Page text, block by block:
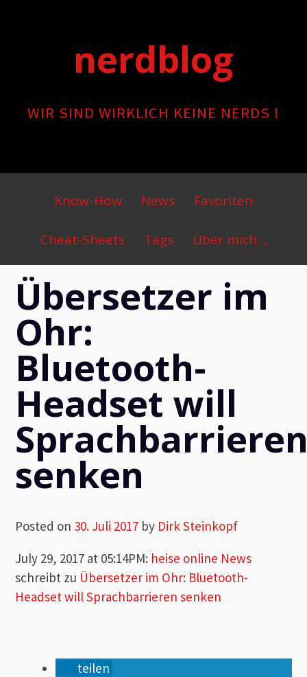
nerdblog
WIR SIND WIRKLICH KEINE NERDS !
Primary
Menu
Know-How News Favoriten
Cheat-Sheets Tags Über mich…
Übersetzer im
Ohr:
Bluetooth-
Headset will
senken
Posted on 30. Juli 2017 by Dirk Steinkopf
July 29, 2017 at 05:14PM: heise online News
schreibt zu Übersetzer im Ohr: Bluetooth-
Headset will Sprachbarrieren senken
teilen